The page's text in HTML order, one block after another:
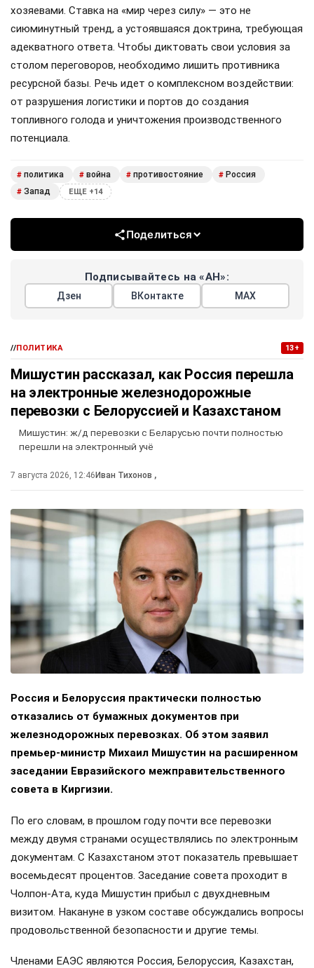
хозяевами. Ставка на «мир через силу» — это не
сиюминутный тренд, а устоявшаяся доктрина, требующая
адекватного ответа. Чтобы диктовать свои условия за
столом переговоров, необходимо лишить противника
ресурсной базы. Речь идет о комплексном воздействии:
от разрушения логистики и портов до создания
топливного голода и уничтожения производственного
потенциала.
# политика # война # противостояние # Россия
# Запад ЕЩЕ +14
Поделиться
Подписывайтесь на «АН»:
Дзен ВКонтакте МАХ
//ПОЛИТИКА 13+
Мишустин рассказал, как Россия перешла
на электронные железнодорожные
перевозки с Белоруссией и Казахстаном
Мишустин: ж/д перевозки с Беларусью почти полностью
перешли на электронный учё
7 августа 2026, 12:46 Иван Тихонов ,
Россия и Белоруссия практически полностью
отказались от бумажных документов при
железнодорожных перевозках. Об этом заявил
премьер-министр Михаил Мишустин на расширенном
заседании Евразийского межправительственного
совета в Киргизии.
По его словам, в прошлом году почти все перевозки
между двумя странами осуществлялись по электронным
документам. С Казахстаном этот показатель превышает
восемьдесят процентов. Заседание совета проходит в
Чолпон-Ата, куда Мишустин прибыл с двухдневным
визитом. Накануне в узком составе обсуждались вопросы
продовольственной безопасности и другие темы.
Членами ЕАЭС являются Россия, Белоруссия, Казахстан,